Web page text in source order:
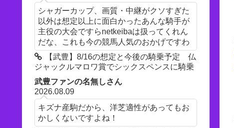
シャガーカップ、画質・中継がクソすぎた
以外は想定以上に面白かったあんな騎手が
主役の大会ですらnetkeibaは扱ってくれん
だな、これも今の競馬人気のおかげですわ
【武豊】8/16の想定と今後の騎乗予定 仏
ジャックルマロワ賞でシックスペンスに騎乗
武豊ファンの名無しさん
2026.08.09
キズナ産駒だから、洋芝適性があってもお
かしくないですよね！